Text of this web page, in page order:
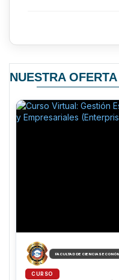
NUESTRA
FACULTAD DE CIENCIAS
CURSO